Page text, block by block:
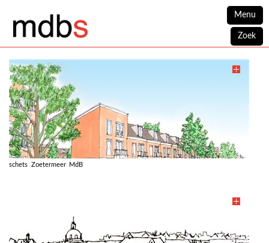
Menu
Zoek
schets Zoetermeer MdB